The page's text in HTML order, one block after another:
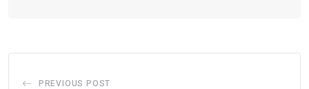
PREVIOUS POST